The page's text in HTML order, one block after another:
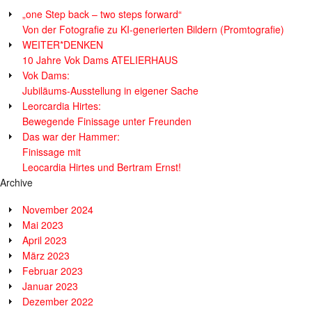
„one Step back – two steps forward“
Von der Fotografie zu KI-generierten Bildern (Promtografie)
WEITER*DENKEN
10 Jahre Vok Dams ATELIERHAUS
Vok Dams:
Jubiläums-Ausstellung in eigener Sache
Leorcardia Hirtes:
Bewegende Finissage unter Freunden
Das war der Hammer:
Finissage mit
Leocardia Hirtes und Bertram Ernst!
Archive
November 2024
Mai 2023
April 2023
März 2023
Februar 2023
Januar 2023
Dezember 2022